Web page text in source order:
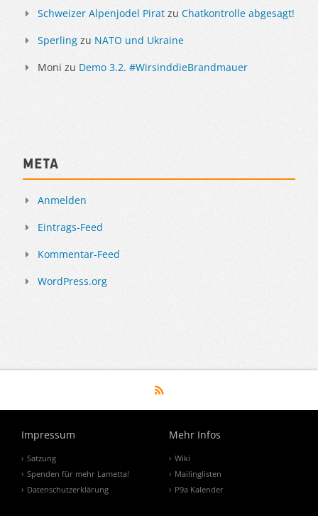
Schweizer Alpenjodel Pirat zu Chatkontrolle abgesagt!
Sperling zu NATO und Ukraine
Moni zu Demo 3.2. #WirsinddieBrandmauer
Meta
Anmelden
Eintrags-Feed
Kommentar-Feed
WordPress.org
Impressum
Satzung
Spenden für mehr Lametta!
Datenschutzerklärung
Mehr Infos
Wiki
Mailinglisten
P9a Kalender